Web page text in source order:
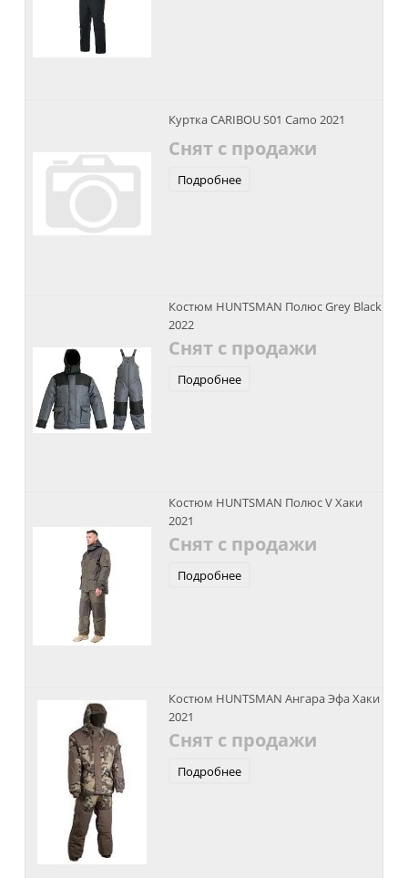
Куртка CARIBOU S01 Camo 2021
Снят с продажи
Подробнее
Костюм HUNTSMAN Полюс Grey Black
2022
Снят с продажи
Подробнее
Костюм HUNTSMAN Полюс V Хаки
2021
Снят с продажи
Подробнее
Костюм HUNTSMAN Ангара Эфа Хаки
2021
Снят с продажи
Подробнее